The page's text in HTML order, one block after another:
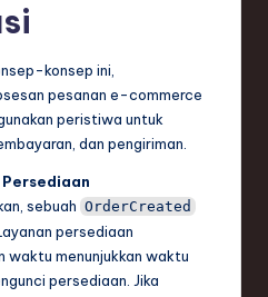
konsep ini,
pesanan e-commerce
peristiwa untuk
dan pengiriman.
Persediaan
sebuah OrderCreated
persediaan
waktu menunjukkan waktu
persediaan. Jika